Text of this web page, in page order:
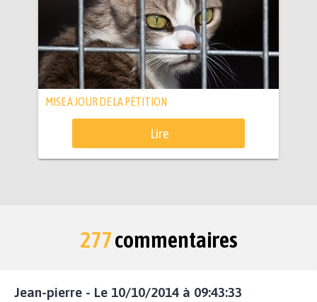
MISE À JOUR DE LA PÉTITION
Lire
277commentaires
Jean-pierre - Le 10/10/2014 à 09:43:33